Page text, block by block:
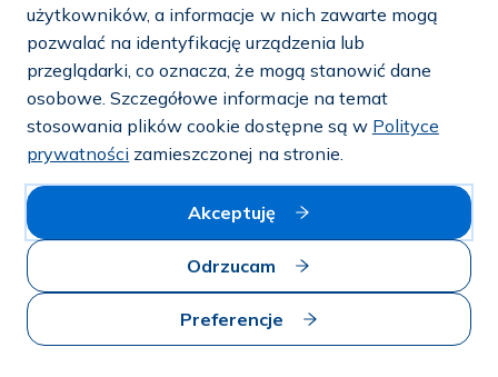
© 2026 — FAR.org.pl
Polityka prywatności i cookies
Mapa strony
Dostosuj cookies
użytkowników, a informacje w nich zawarte mogą
pozwalać na identyfikację urządzenia lub
przeglądarki, co oznacza, że mogą stanowić dane
osobowe. Szczegółowe informacje na temat
stosowania plików cookie dostępne są w Polityce
prywatności zamieszczonej na stronie.
Akceptuję
Odrzucam
Preferencje